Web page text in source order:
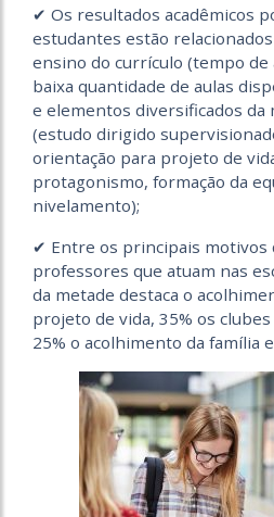
✔ Os resultados acadêmicos
estudantes estão
ensino do currículo (tempo de
baixa quantidade de aulas
e elementos diversificados
(estudo dirigido
orientação para projeto de
protagonismo, formação da
nivelamento);
✔ Entre os principais motivos
professores que atuam nas
da metade destaca o
projeto de vida, 35% os
25% o acolhimento da família